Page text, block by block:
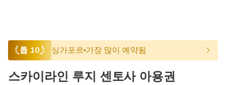
톱 10 싱가포르 가장 많이 예약됨
스카이라인 루지 센토사 아용권